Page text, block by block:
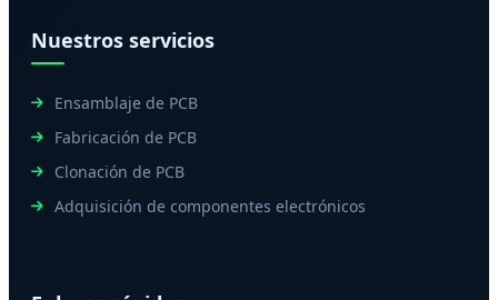
Nuestros servicios
Ensamblaje de PCB
Fabricación de PCB
Clonación de PCB
Adquisición de componentes electrónicos